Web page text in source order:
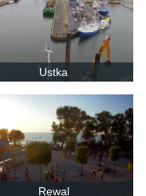
Ustka
Rewal